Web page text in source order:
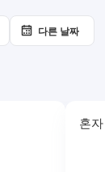
다른 날짜
혼